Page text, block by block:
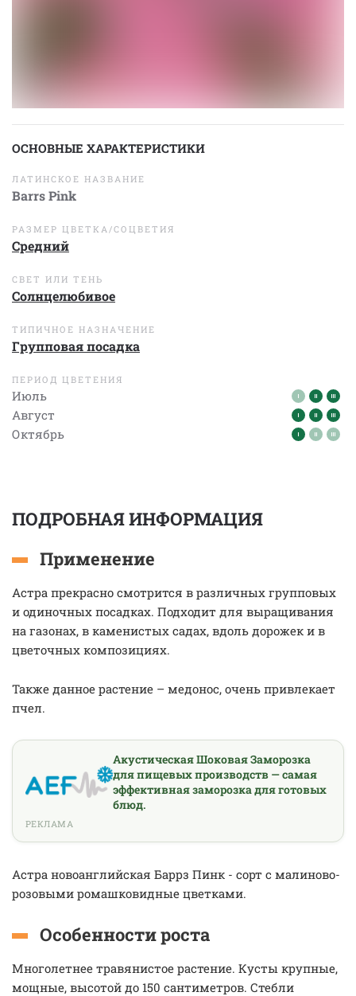
ОСНОВНЫЕ ХАРАКТЕРИСТИКИ
ЛАТИНСКОЕ НАЗВАНИЕ
Barrs Pink
РАЗМЕР ЦВЕТКА/СОЦВЕТИЯ
Средний
СВЕТ ИЛИ ТЕНЬ
Солнцелюбивое
ТИПИЧНОЕ НАЗНАЧЕНИЕ
Групповая посадка
ПЕРИОД ЦВЕТЕНИЯ
Июль
Август
Октябрь
ПОДРОБНАЯ ИНФОРМАЦИЯ
Применение
Астра прекрасно смотрится в различных групповых
и одиночных посадках. Подходит для выращивания
на газонах, в каменистых садах, вдоль дорожек и в
цветочных композициях.
Также данное растение – медонос, очень привлекает
пчел.
Акустическая Шоковая Заморозка
для пищевых производств — самая
эффективная заморозка для готовых
блюд.
РЕКЛАМА
Астра новоанглийская Баррз Пинк - сорт с малиново-
розовыми ромашковидные цветками.
Особенности роста
Многолетнее травянистое растение. Кусты крупные,
мощные, высотой до 150 сантиметров. Стебли